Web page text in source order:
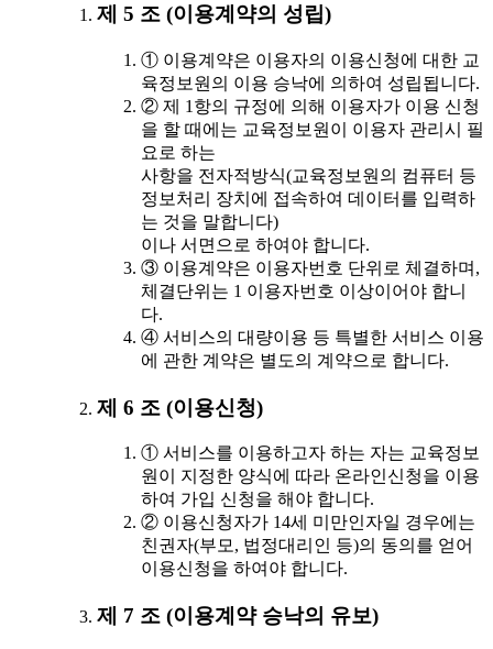
제 5 조 (이용계약의 성립)
① 이용계약은 이용자의 이용신청에 대한 교
육정보원의 이용 승낙에 의하여 성립됩니다.
② 제 1항의 규정에 의해 이용자가 이용 신청
을 할 때에는 교육정보원이 이용자 관리시 필
요로 하는
사항을 전자적방식(교육정보원의 컴퓨터 등
정보처리 장치에 접속하여 데이터를 입력하
는 것을 말합니다)
이나 서면으로 하여야 합니다.
③ 이용계약은 이용자번호 단위로 체결하며,
체결단위는 1 이용자번호 이상이어야 합니
다.
④ 서비스의 대량이용 등 특별한 서비스 이용
에 관한 계약은 별도의 계약으로 합니다.
제 6 조 (이용신청)
① 서비스를 이용하고자 하는 자는 교육정보
원이 지정한 양식에 따라 온라인신청을 이용
하여 가입 신청을 해야 합니다.
② 이용신청자가 14세 미만인자일 경우에는
친권자(부모, 법정대리인 등)의 동의를 얻어
이용신청을 하여야 합니다.
제 7 조 (이용계약 승낙의 유보)